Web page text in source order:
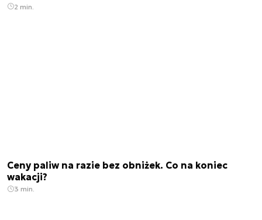
2 min.
Ceny paliw na razie bez obniżek. Co na koniec
wakacji?
3 min.